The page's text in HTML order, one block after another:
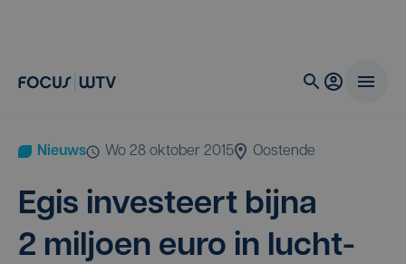
Nieuws wo 28 oktober 2015 Oostende
Egis inves­teert bij­na
2 mil­joen euro in lucht­